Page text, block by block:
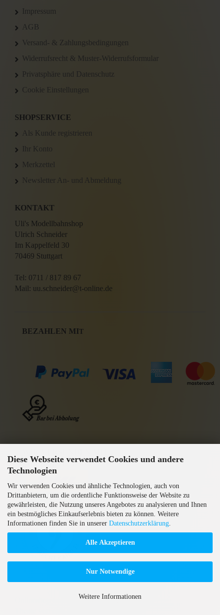
Diese Webseite verwendet Cookies und andere
Technologien
Wir verwenden Cookies und ähnliche Technologien, auch von
Drittanbietern, um die ordentliche Funktionsweise der Website zu
gewährleisten, die Nutzung unseres Angebotes zu analysieren und Ihnen
ein bestmögliches Einkaufserlebnis bieten zu können. Weitere
Informationen finden Sie in unserer Datenschutzerklärung
Alle Akzeptieren
Nur Notwendige
Weitere Informationen
Impressum
AGB
Versand- & Zahlungsbedingungen
Widerrufsrecht & Muster-Widerrufsformular
Privatsphäre und Datenschutz
Cookie Einstellungen
SHOPSERVICE
Als Kunde registrieren
Ihr Konto
Merkzettel
Newsletter An- und Abmeldung
KONTAKT
Uli's Modellbahnshop
Ulrich Schneider
Im Kappelfeld 30
70469 Stuttgart
Tel: 0711 / 817 89 67
Mail: uu.schneider@t-online.de
BEZAHLEN MIT
GEPRÜFTE AGB
mit Gambio.de © 2026